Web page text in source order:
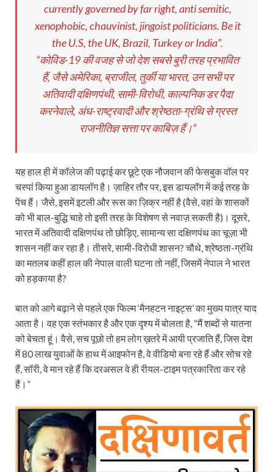
currently governed by far right, anti semitic,
xenophobic, chauvinist, jingoist politicians. Be it
the U.S, the UK, Brazil, Turkey or India”.
“कोविड-19 की वजह से जो देश सबसे बुरी तरह प्रभावित
हैं, जैसे अमेरिका, ब्राजील, तुर्की या भारत, उन सभी पर
अतिवादी दक्षिणपंथी, सामी-विरोधी, काल्पनिक डर पैदा
करनेवाले, अंध-राष्ट्रवादी और श्रेष्ठता-ग्रंथि से ग्रस्त
राजनीतिज्ञ सत्ता पर काबिज़ हैं।”
यह हाल ही में कॉलेज की पढ़ाई कर छूटे एक नौजवान की फेसबुक वॉल पर
चस्पां किया हुआ डायलॉग है। ज़ाहिर तौर पर, इस डायलॉग में कई तरह के
पेंच हैं। जैसे, इसमें इटली और रूस का ज़िक्र नहीं है (वैसे, वहां के शासकों
को भी बाल-बुद्धि चाहे तो इसी तरह के विशेषण से नवाज़ सकती है)। दूसरे,
भारत में अतिवादी दक्षिणपंथ तो छोड़िए, सामान्य सा दक्षिणपंथ का चूज़ा भी
शासन नहीं कर रहा है। तीसरे, सामी-विरोधी शासन? चौथे, श्रेष्ठता-ग्रंथि
का मतलब कहीं हाल की नेपाल वाली घटना तो नहीं, जिसमें नेपाल ने भारत
को हड़काया है?
बात को आगे बढ़ाने से पहले एक फिल्म ‘मैनहटन नाइट्स’ का मुख्य पात्र याद
आता है। वह एक स्तंभकार है और एक दृश्य में बोलता है, “मैं शब्दों से यातना
को बेचता हूं। वैसे, सच पूछो तो हम लोग ख़तरे में आयी प्रजाति हैं, जिस देश
में 80 लाख युवाओं के हाथ में आइफोन है, वे वीडियो बना रहे हैं और सोच रहे
हैं, सॉरी, वे मान रहे हैं कि दरअसल वे ही रीयल-टाइम पत्रकारिता कर रहे
हैं।”